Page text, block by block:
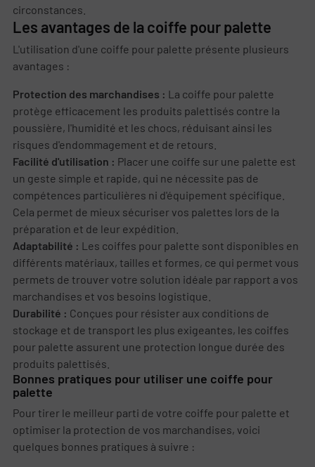
circonstances.
Les avantages de la coiffe pour palette
L'utilisation d'une coiffe pour palette présente plusieurs
avantages :
Protection des marchandises : La coiffe pour palette
protège efficacement les produits palettisés contre la
poussière, l'humidité et les chocs, réduisant ainsi les
risques d'endommagement et de retours.
Facilité d'utilisation : Placer une coiffe sur une palette est
un geste simple et rapide, qui ne nécessite pas de
compétences particulières ni d'équipement spécifique.
Cela permet de mieux sécuriser vos palettes lors de la
préparation et de leur expédition.
Adaptabilité : Les coiffes pour palette sont disponibles en
différents matériaux, tailles et formes, ce qui permet vous
permets de trouver votre solution idéale par rapport a vos
marchandises et vos besoins logistique.
Durabilité : Conçues pour résister aux conditions de
stockage et de transport les plus exigeantes, les coiffes
pour palette assurent une protection longue durée des
produits palettisés.
Bonnes pratiques pour utiliser une coiffe pour
palette
Pour tirer le meilleur parti de votre coiffe pour palette et
optimiser la protection de vos marchandises, voici
quelques bonnes pratiques à suivre :